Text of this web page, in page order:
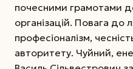
почесними грамотами
організацій. Повага до
професіоналізм,
авторитету. Чуйний,